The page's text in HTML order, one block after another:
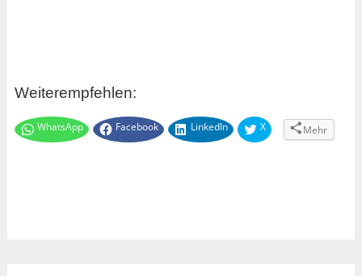
Weiterempfehlen:
WhatsApp Facebook LinkedIn X Mehr